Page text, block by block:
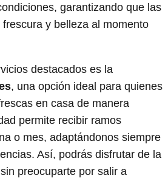
garantizando que las
y belleza al momento
destacados es la
, una opción ideal para quienes
en casa de manera
permite recibir ramos
o mes, adaptándonos siempre
Así, podrás disfrutar de la
preocuparte por salir a